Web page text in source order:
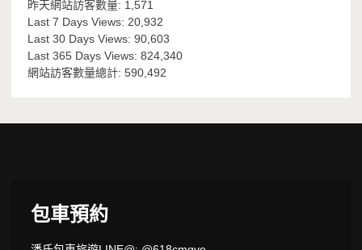
昨天網站訪客數量: 1,571
Last 7 Days Views:20,932
Last 30 Days Views:90,603
Last 365 Days Views:824,340
網站訪客數量總計:590,492
包車預約